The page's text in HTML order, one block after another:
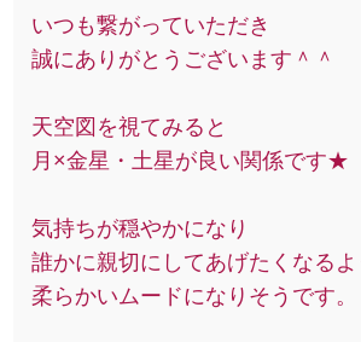
いつも繋がっていただき
誠にありがとうございます＾＾
天空図を視てみると
月×金星・土星が良い関係です★
気持ちが穏やかになり
誰かに親切にしてあげたくなる
柔らかいムードになりそうです。